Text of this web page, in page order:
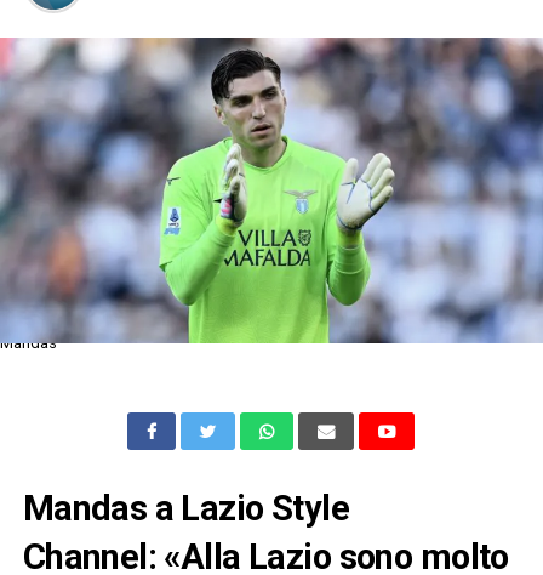
Mandas
Mandas a Lazio Style
Channel: «Alla Lazio sono molto